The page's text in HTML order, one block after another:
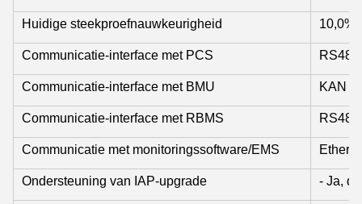
Huidige steekproefnauwkeurigheid 10,0%
Communicatie-interface met PCS
Communicatie-interface met BMU KAN
Communicatie-interface met RBMS
Communicatie met monitoringssoftware/EMS
Ondersteuning van IAP-upgrade - Ja,